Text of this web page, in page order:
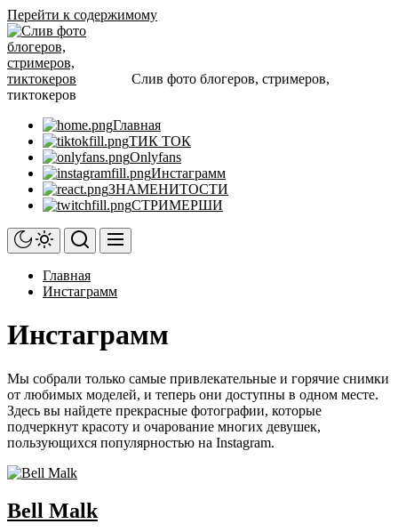
Перейти к содержимому
Слив фото блогеров, стримеров,
тиктокеров
Главная
ТИК ТОК
Onlyfans
Инстаграмм
ЗНАМЕНИТОСТИ
СТРИМЕРШИ
Главная
Инстаграмм
Инстаграмм
Мы собрали только самые привлекательные и горячие снимки
от любимых моделей, и теперь они доступны в одном месте.
Здесь вы найдете прекрасные фотографии, которые
подчеркнут красоту и очарование многих девушек,
пользующихся популярностью на Instagram.
Bell Malk